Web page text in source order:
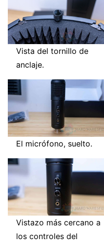
Vista del tornillo de
anclaje.
El micrófono, suelto.
Vistazo más cercano a
los controles del